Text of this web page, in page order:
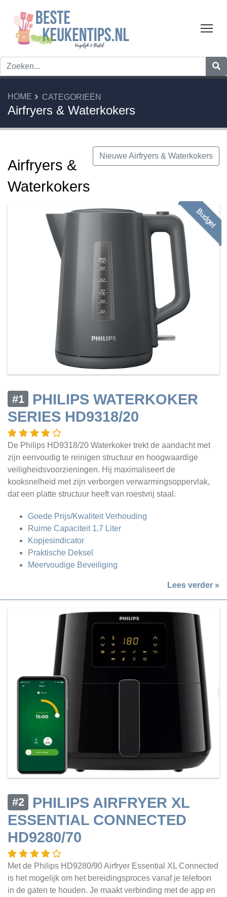
HOME CATEGORIEËN
Airfryers & Waterkokers
Nieuwe Airfryers & Waterkokers
Airfryers &
Waterkokers
Budget
#1
PHILIPS WATERKOKER
SERIES HD9318/20
De Philips HD9318/20 Waterkoker trekt de aandacht met
zijn eenvoudig te reinigen structuur en hoogwaardige
veiligheidsvoorzieningen. Hij maximaliseert de
kooksnelheid met zijn verborgen verwarmingsoppervlak,
dat een platte structuur heeft van roestvrij staal.
Goede Prijs/Kwaliteit Verhouding
Ruime Capaciteit 1,7 Liter
Kopjesindicator
Praktische Deksel
Meervoudige Beveiliging
Lees verder »
#2
PHILIPS AIRFRYER XL
ESSENTIAL CONNECTED
HD9280/70
Met de Philips HD9280/90 Airfryer Essential XL Connected
is het mogelijk om het bereidingsproces vanaf je telefoon
in de gaten te houden. Je maakt verbinding met de app en